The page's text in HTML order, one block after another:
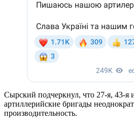
Сырский подчеркнул, что 27-я, 43-я
артиллерийские бригады
производительность.